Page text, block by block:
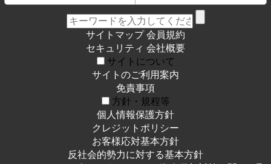
サイトマップ 会員規約
セキュリティ 会社概要
サイトについて
サイトのご利用案内
免責事項
方針・規程等
個人情報保護方針
クレジットポリシー
お客様応対基本方針
反社会的勢力に対する基本方針